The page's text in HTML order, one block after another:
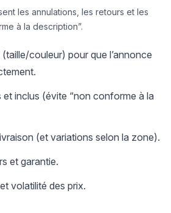
les annulations, les retours et les
à la description”.
couleur) pour que l’annonce
inclus (évite “non conforme à la
(et variations selon la zone).
et garantie.
volatilité des prix.